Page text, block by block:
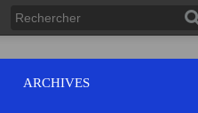
ARCHIVES